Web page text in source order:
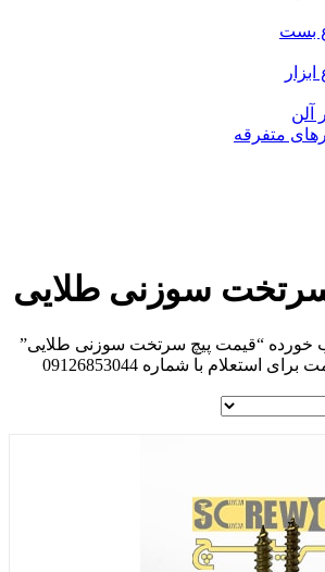
بست
آلن
متفرقه
سوزنی طلایی
“قیمت پیچ سرتخت سوزنی طلایی”
با توجه به نوسانات قیمت برای استعلام با شماره 09126853044